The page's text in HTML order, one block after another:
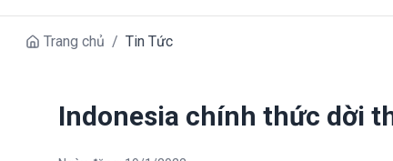
Trang chủ / Tin Tức
Indonesia chính thức dời